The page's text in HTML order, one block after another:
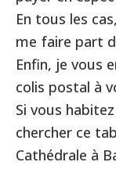
En tous les
me faire part
Enfin, je vous
colis postal à
Si vous
chercher ce
Cathédrale à